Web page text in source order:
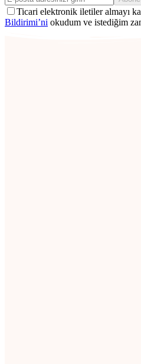
Ticari elektronik iletiler almayı
Bildirimi’ni okudum ve istediğim